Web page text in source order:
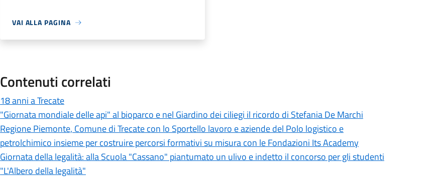
VAI ALLA PAGINA
Contenuti correlati
18 anni a Trecate
"Giornata mondiale delle api" al bioparco e nel Giardino dei ciliegi il ricordo di Stefania De Marchi
Regione Piemonte, Comune di Trecate con lo Sportello lavoro e aziende del Polo logistico e
petrolchimico insieme per costruire percorsi formativi su misura con le Fondazioni Its Academy
Giornata della legalità: alla Scuola "Cassano" piantumato un ulivo e indetto il concorso per gli studenti
"L'Albero della legalità"